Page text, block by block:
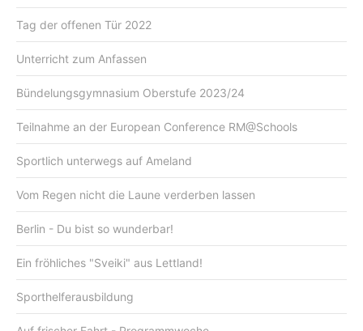
Tag der offenen Tür 2022
Unterricht zum Anfassen
Bündelungsgymnasium Oberstufe 2023/24
Teilnahme an der European Conference RM@Schools
Sportlich unterwegs auf Ameland
Vom Regen nicht die Laune verderben lassen
Berlin - Du bist so wunderbar!
Ein fröhliches "Sveiki" aus Lettland!
Sporthelferausbildung